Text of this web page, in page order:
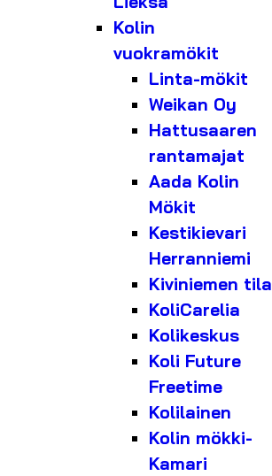
Kolin
vuokramökit
Linta-mökit
Weikan Oy
Hattusaaren
rantamajat
Aada Kolin
Mökit
Kestikievari
Herranniemi
Kiviniemen tila
KoliCarelia
Kolikeskus
Koli Future
Freetime
Kolilainen
Kolin mökki-
Kamari